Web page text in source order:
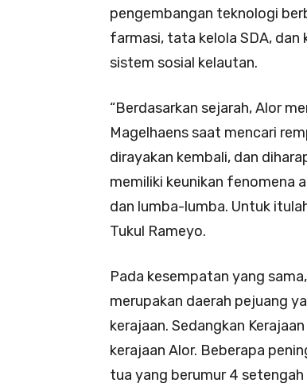
pengembangan teknologi
farmasi, tata kelola SDA, dan
sistem sosial kelautan.
“Berdasarkan sejarah, Alor
Magelhaens saat mencari
dirayakan kembali, dan
memiliki keunikan fenomena
dan lumba-lumba. Untuk
Tukul Rameyo.
Pada kesempatan yang
merupakan daerah pejuang
kerajaan. Sedangkan
kerajaan Alor. Beberapa
tua yang berumur 4